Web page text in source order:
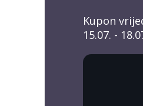
Kupon
15.07. -